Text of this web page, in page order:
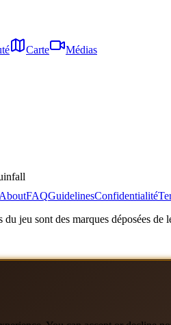
Carte Médias
AboutFAQGuidelinesConfidentialité
jeu sont des marques déposées de